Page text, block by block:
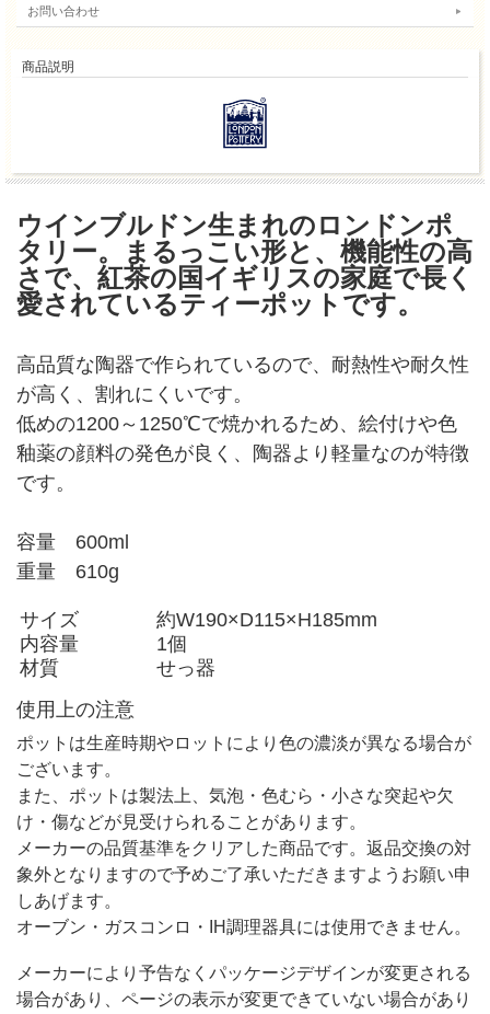
お問い合わせ
商品説明
ウインブルドン生まれのロンドンポ
タリー。まるっこい形と、機能性の高
さで、紅茶の国イギリスの家庭で長く
愛されているティーポットです。
高品質な陶器で作られているので、耐熱性や耐久性
が高く、割れにくいです。
低めの1200～1250℃で焼かれるため、絵付けや色
釉薬の顔料の発色が良く、陶器より軽量なのが特徴
です。
容量 600ml
重量 610g
サイズ
約W190×D115×H185mm
内容量
1個
材質
せっ器
使用上の注意
ポットは生産時期やロットにより色の濃淡が異なる場合が
ございます。
また、ポットは製法上、気泡・色むら・小さな突起や欠
け・傷などが見受けられることがあります。
メーカーの品質基準をクリアした商品です。返品交換の対
象外となりますので予めご了承いただきますようお願い申
しあげます。
オーブン・ガスコンロ・IH調理器具には使用できません。
メーカーにより予告なくパッケージデザインが変更される
場合があり、ページの表示が変更できていない場合があり